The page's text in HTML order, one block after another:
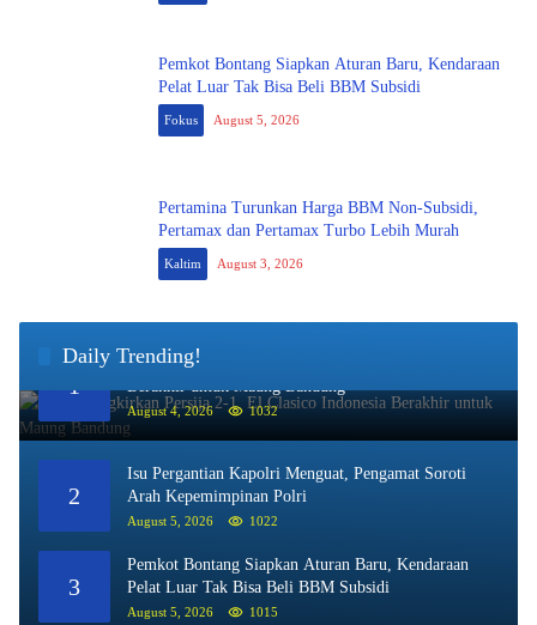
Pemkot Bontang Siapkan Aturan Baru, Kendaraan
Pelat Luar Tak Bisa Beli BBM Subsidi
Fokus August 5, 2026
Pertamina Turunkan Harga BBM Non-Subsidi,
Pertamax dan Pertamax Turbo Lebih Murah
Kaltim August 3, 2026
Daily Trending!
1
Persib Singkirkan Persija 2-1, El Clasico Indonesia
Berakhir untuk Maung Bandung
August 4, 2026 1032
2
Isu Pergantian Kapolri Menguat, Pengamat Soroti
Arah Kepemimpinan Polri
August 5, 2026 1022
3
Pemkot Bontang Siapkan Aturan Baru, Kendaraan
Pelat Luar Tak Bisa Beli BBM Subsidi
August 5, 2026 1015